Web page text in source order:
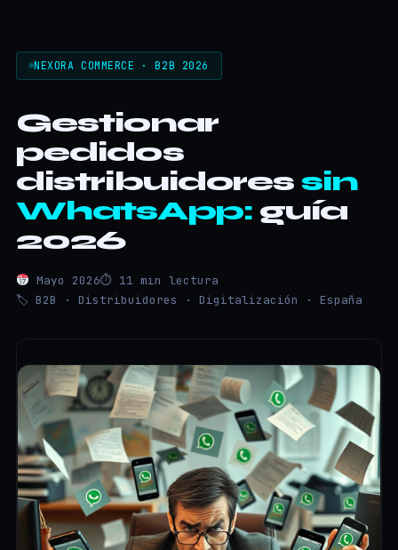
NEXORA COMMERCE · B2B 2026
Gestionar
pedidos
distribuidoressin
WhatsApp:guía
2026
Mayo 2026⏱ 11 min lectura
🏷 B2B · Distribuidores · Digitalización · España